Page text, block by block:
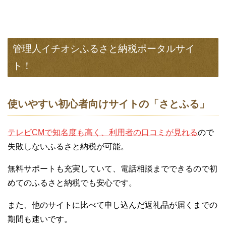
管理人イチオシふるさと納税ポータルサイ
ト！
使いやすい初心者向けサイトの「さとふる」
テレビCMで知名度も高く、利用者の口コミが見れるので
失敗しないふるさと納税が可能。
無料サポートも充実していて、電話相談までできるので初
めてのふるさと納税でも安心です。
また、他のサイトに比べて申し込んだ返礼品が届くまでの
期間も速いです。